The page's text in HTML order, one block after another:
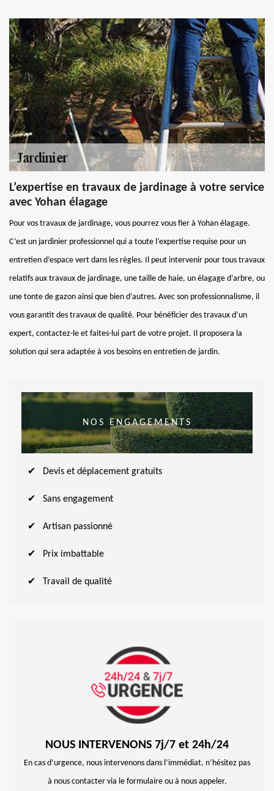
L’expertise en travaux de jardinage à votre service
avec Yohan élagage
Pour vos travaux de jardinage, vous pourrez vous fier à Yohan élagage.
C’est un jardinier professionnel qui a toute l’expertise requise pour un
entretien d’espace vert dans les règles. Il peut intervenir pour tous travaux
relatifs aux travaux de jardinage, une taille de haie, un élagage d’arbre, ou
une tonte de gazon ainsi que bien d’autres. Avec son professionnalisme, il
vous garantit des travaux de qualité. Pour bénéficier des travaux d’un
expert, contactez-le et faites-lui part de votre projet. Il proposera la
solution qui sera adaptée à vos besoins en entretien de jardin.
NOS ENGAGEMENTS
Devis et déplacement gratuits
Sans engagement
Artisan passionné
Prix imbattable
Travail de qualité
NOUS INTERVENONS 7j/7 et 24h/24
En cas d’urgence, nous intervenons dans l’immédiat, n’hésitez pas
à nous contacter via le formulaire ou à nous appeler.